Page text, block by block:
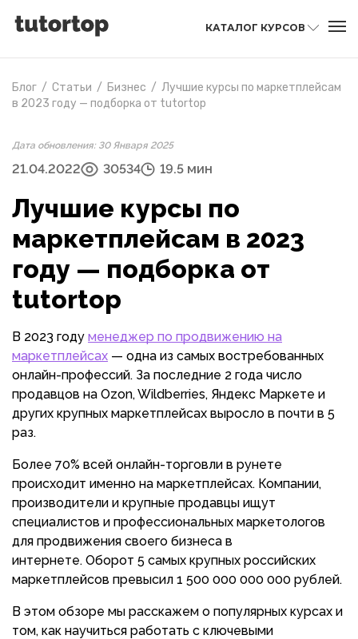
КАТАЛОГ КУРСОВ
Блог / Статьи / Бизнес / Лучшие курсы по маркетплейсам
в 2023 году — подборка от tutortop
Дата обновления: 30 Января 2025
21.04.2022 30534 19.5 мин
Лучшие курсы по
маркетплейсам в 2023
году — подборка от
tutortop
В 2023 году менеджер по продвижению на
маркетплейсах — одна из самых востребованных
онлайн-профессий. За последние 2 года число
продавцов на Ozon, Wildberries, Яндекс Маркете и
других крупных маркетплейсах выросло в почти в 5
раз.
Более 70% всей онлайн-торговли в рунете
происходит именно на маркетплейсах. Компании,
производители и крупные продавцы ищут
специалистов и профессиональных маркетологов
для продвижения своего бизнеса в
интернете. Оборот 5 самых крупных российских
маркетплейсов превысил 1 500 000 000 000 рублей.
В этом обзоре мы расскажем о популярных курсах и
том, как научиться работать с ключевыми